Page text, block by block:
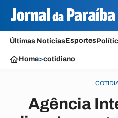
Últimas NotíciasEsportes
Home>cotidiano
Agência